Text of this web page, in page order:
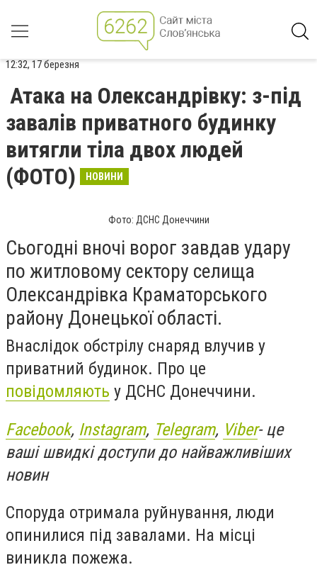
12:32, 17 березня
Атака на Олександрівку: з-під
завалів приватного будинку
витягли тіла двох людей
(ФОТО)
НОВИНИ
Фото: ДСНС Донеччини
Сьогодні вночі ворог завдав удару
по житловому сектору селища
Олександрівка Краматорського
району Донецької області.
Внаслідок обстрілу снаряд влучив у
приватний будинок. Про це
повідомляють у ДСНС Донеччини.
Facebook, Instagram, Telegram, Viber- це
ваші швидкі доступи до найважливіших
новин
Споруда отримала руйнування, люди
опинилися під завалами. На місці
виникла пожежа.